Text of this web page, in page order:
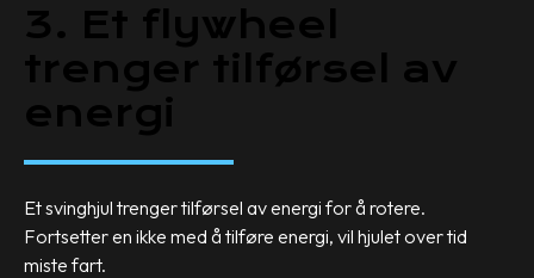
3. Et flywheel
trenger tilførsel av
energi
Et svinghjul trenger tilførsel av energi for å rotere.
Fortsetter en ikke med å tilføre energi, vil hjulet over tid
miste fart.